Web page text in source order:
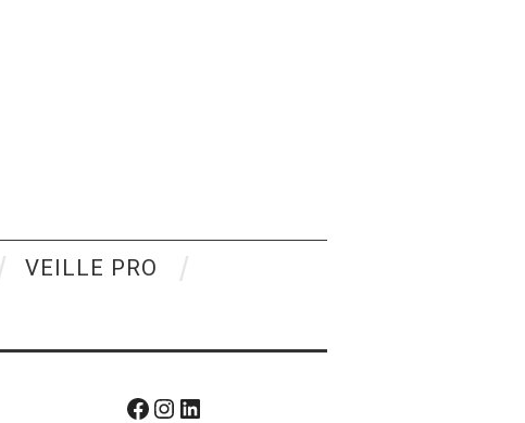
VEILLE PRO
Facebook
Instagram
LinkedIn